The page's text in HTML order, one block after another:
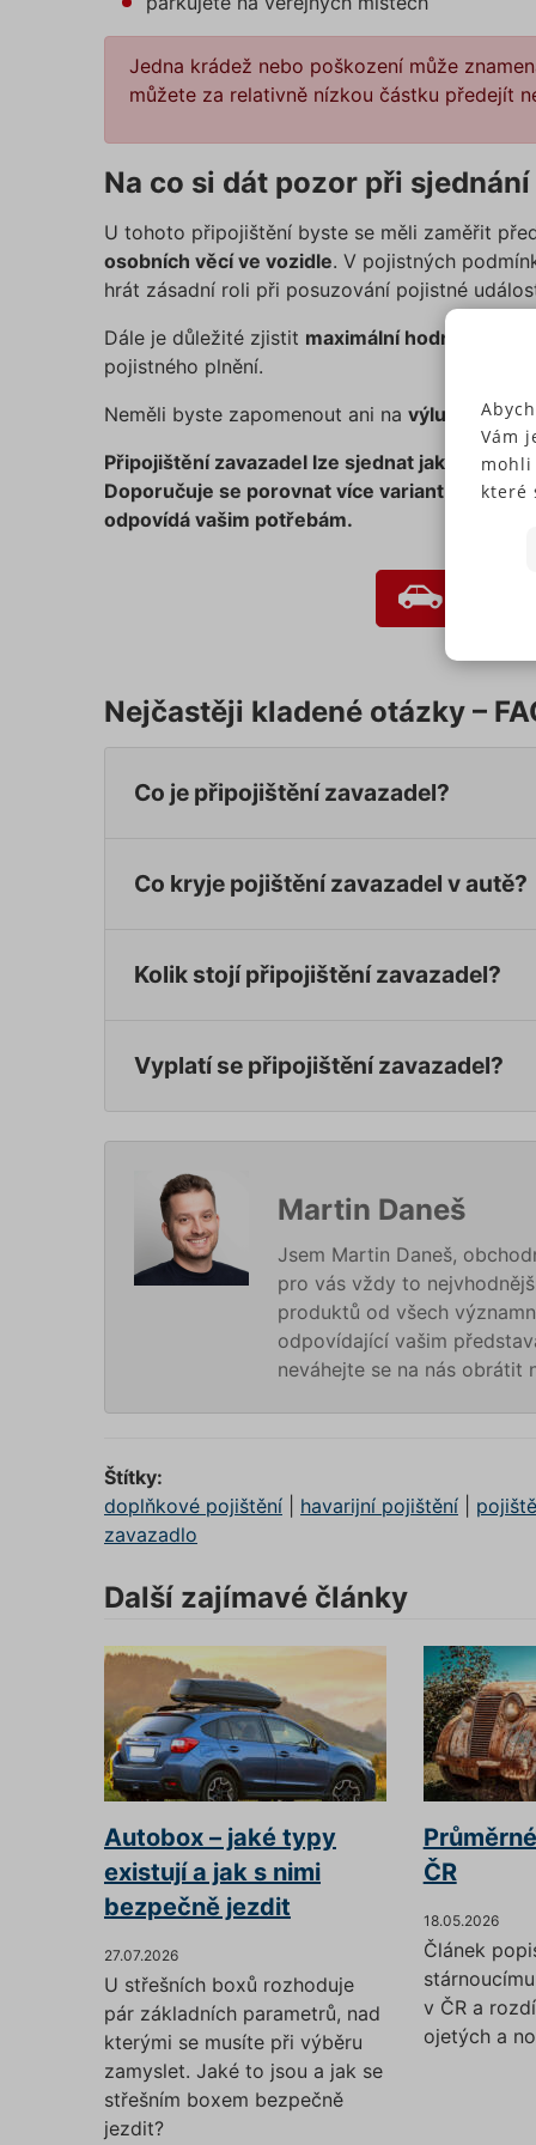
Jedna krádež nebo poškození může
můžete za relativně nízkou částku předejít
Na co si dát pozor při
U tohoto připojištění byste se měli zaměřit
osobních věcí ve vozidle. V pojistných
hrát zásadní roli při posuzování pojistné
Dále je důležité zjistit maximální hodnotu věcí
pojistného plnění.
Neměli byste zapomenout ani na výluky z
Připojištění zavazadel lze sjednat jako
Doporučuje se porovnat více variant,
odpovídá vašim potřebám.
Nejčastěji kladené otázky –
Co je připojištění zavazadel?
Co kryje pojištění zavazadel v autě?
Kolik stojí připojištění zavazadel?
Vyplatí se připojištění zavazadel?
Martin Daneš
Jsem Martin Daneš,
pro vás vždy to
produktů od všech
odpovídající vašim
neváhejte se na nás obrátit
Štítky:
doplňkové pojištění
havarijní pojištění
zavazadlo
Další zajímavé články
Autobox – jaké typy
existují a jak s nimi
bezpečně jezdit
27.07.2026
U střešních boxů rozhoduje
pár základních parametrů, nad
kterými se musíte při výběru
zamyslet. Jaké to jsou a jak se
střešním boxem bezpečně
jezdit?
ČR
18.05.2026
Článek
v ČR a
ojetých a
Vám
mohli
které
typů
pfp-uid
gclid